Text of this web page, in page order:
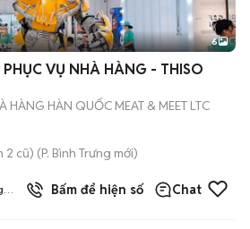
+2
6
VỤ NHÀ HÀNG - THISO
HÀNG HÀN QUỐC MEAT & MEET LTC
2 cũ) (P. Bình Trưng mới)
9đã bán
Bấm để hiện số Chat